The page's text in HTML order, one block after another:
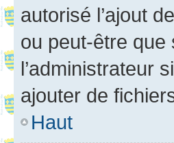
autorisé l’ajout
ou peut-être que
l’administrateur
ajouter de
Haut